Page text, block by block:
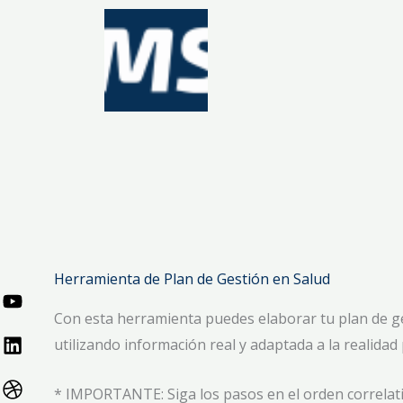
Herramienta de Plan de Gestión en Salud
Con esta herramienta puedes elaborar tu plan de
utilizando información real y adaptada a la realidad
* IMPORTANTE: Siga los pasos en el orden